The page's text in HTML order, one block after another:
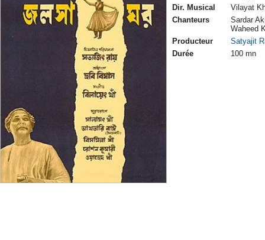
Dir. Musical
Vilayat
Chanteurs
Sardar
Waheed
Producteur
Satyajit
Durée
100 mn